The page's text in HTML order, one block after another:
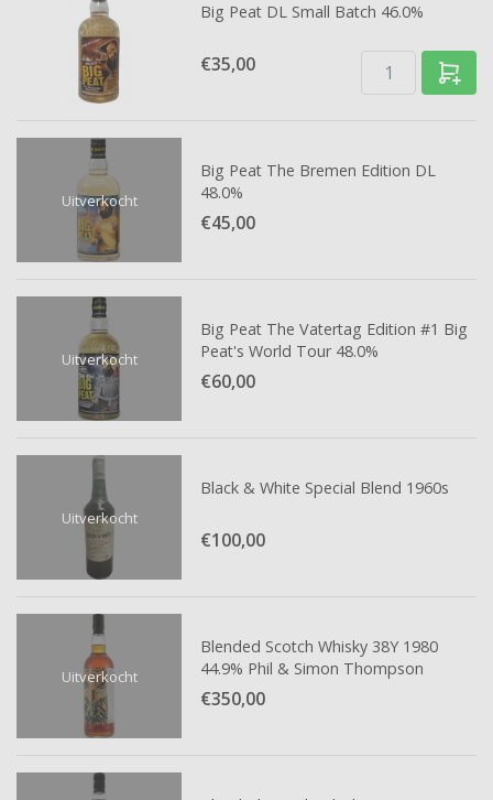
Big Peat DL Small Batch 46.0%
€35,00
Uitverkocht
Big Peat The Bremen Edition DL
48.0%
€45,00
Uitverkocht
Big Peat The Vatertag Edition #1 Big
Peat's World Tour 48.0%
€60,00
Uitverkocht
Black & White Special Blend 1960s
€100,00
Uitverkocht
Blended Scotch Whisky 38Y 1980
44.9% Phil & Simon Thompson
€350,00